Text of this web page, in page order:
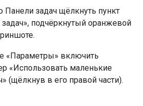
Панели задач щёлкнуть пункт
подчёркнутый оранжевой
«Параметры» включить
«Использовать маленькие
(щёлкнув в его правой части).